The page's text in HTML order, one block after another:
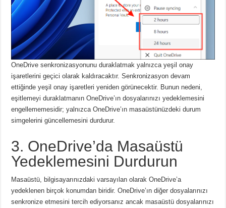
OneDrive senkronizasyonunu duraklatmak yalnızca yeşil onay
işaretlerini geçici olarak kaldıracaktır.Senkronizasyon devam
ettiğinde yeşil onay işaretleri yeniden görünecektir. Bunun nedeni,
eşitlemeyi duraklatmanın OneDrive’ın dosyalarınızı yedeklemesini
engellememesidir;yalnızca OneDrive’ın masaüstünüzdeki durum
simgelerini güncellemesini durdurur.
3. OneDrive’da Masaüstü
Yedeklemesini Durdurun
Masaüstü, bilgisayarınızdaki varsayılan olarak OneDrive’a
yedeklenen birçok konumdan biridir.OneDrive’ın diğer dosyalarınızı
senkronize etmesini tercih ediyorsanız ancak masaüstü dosyalarınızı